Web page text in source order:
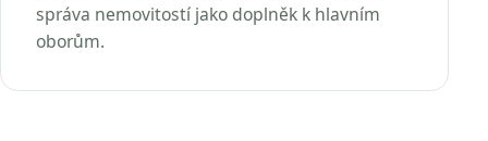
správa nemovitostí jako doplněk k hlavním
oborům.